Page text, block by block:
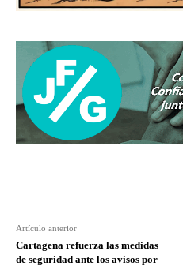
Artículo anterior
Cartagena refuerza las medidas
de seguridad ante los avisos por